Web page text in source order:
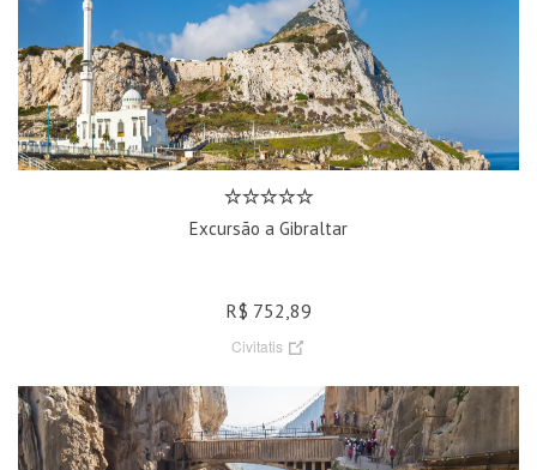
Excursão a Gibraltar
R$ 752,89
Civitatis